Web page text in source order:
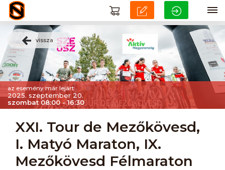
vissza
az esemény már lejárt
2025. szeptember 20.
szombat 08:00 - 16:30
XXI. Tour de Mezőkövesd,
I. Matyó Maraton, IX.
Mezőkövesd Félmaraton